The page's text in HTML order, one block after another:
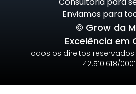
Enviamos para
© Grow da
Excelência em
Todos os direitos reservados.
42.510.618/